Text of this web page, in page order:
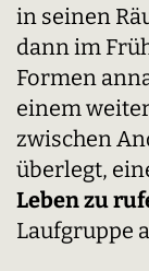
in seinen
dann im
Formen
einem
zwischen
überlegt,
Leben zu
Laufgruppe